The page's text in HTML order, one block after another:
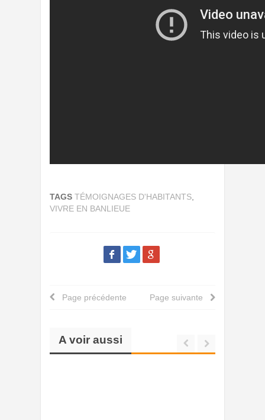
TAGS TÉMOIGNAGES D'HABITANTS
VIVRE EN BANLIEUE
Page précédente Page suivante
A voir aussi